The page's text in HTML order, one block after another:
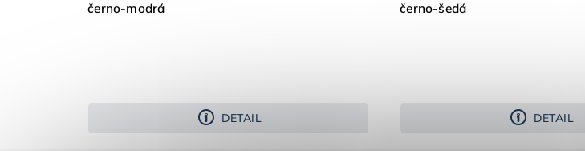
černo-modrá
DETAIL
černo-šedá
DETAIL